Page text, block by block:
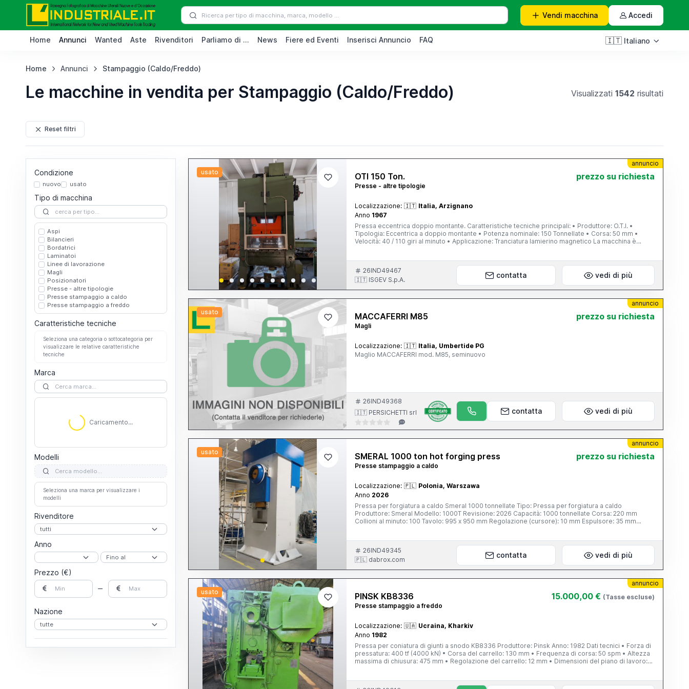
Vendi macchina Accedi
Home Annunci Wanted Aste Rivenditori Parliamo di ... News Fiere ed Eventi Inserisci Annuncio FAQ 🇮🇹 Italiano
Home Annunci Stampaggio (Caldo/Freddo)
Le macchine in vendita per Stampaggio (Caldo/Freddo) Visualizzati1542 risultati
Reset filtri
Condizione
nuovo usato
Tipo di macchina
Aspi
Bilancieri
Bordatrici
Laminatoi
Linee di lavorazione
Magli
Posizionatori
Presse - altre tipologie
Presse stampaggio a caldo
Presse stampaggio a freddo
Caratteristiche tecniche
Seleziona una categoria o sottocategoria per
visualizzare le relative caratteristiche
tecniche
Marca
Caricamento...Caricamento...
Modelli
Seleziona una marca per visualizzare i
modelli
Rivenditore
Anno
Prezzo (€)
Nazione
usato
annuncio
OTI 150 Ton.
Presse - altre tipologie
prezzo su richiesta
Localizzazione: 🇮🇹 Italia, Arzignano
Anno 1967
Pressa eccentrica doppio montante. Caratteristiche tecniche principali: • Produttore: O.T.I. •
Tipologia: Eccentrica a doppio montante • Potenza nominale: 150 Tonnellate • Corsa: 50 mm •
Velocità: 40 / 110 giri al minuto • Applicazione: Tranciatura lamierino magnetico La macchina è
Disponibile per il ritiro. Prezzo e dettagli logistici su richiesta
26IND49467
🇮🇹 ISGEV S.p.A.
contatta vedi di più
usato
annuncio
MACCAFERRI M85
Magli
prezzo su richiesta
Localizzazione: 🇮🇹 Italia, Umbertide PG
Maglio MACCAFERRI mod. M85, seminuovo
26IND49368
🇮🇹 PERSICHETTI srl
contatta vedi di più
usato
annuncio
SMERAL 1000 ton hot forging press
Presse stampaggio a caldo
prezzo su richiesta
Localizzazione: 🇵🇱 Polonia, Warszawa
Anno 2026
Pressa per forgiatura a caldo Smeral 1000 tonnellate Tipo: Pressa per forgiatura a caldo
Produttore: Smeral Modello: 1000T Revisione: 2026 Capacità: 1000 tonnellate Corsa: 220 mm
Collioni al minuto: 100 Tavolo: 995 x 950 mm Regolazione (cursore): 10 mm Espulsore: 35 mm
26IND49345
🇵🇱 dabrox.com
contatta vedi di più
usato
annuncio
PINSK KB8336
Presse stampaggio a freddo
15.000,00 € (Tasse escluse)
Localizzazione: 🇺🇦 Ucraina, Kharkiv
Anno 1982
Pressa per coniatura di giunti a snodo KB8336 Produttore: Pinsk Anno: 1982 Dati tecnici • Forza di
pressatura: 400 tf (4000 kN) • Corsa del carrello: 130 mm • Frequenza di corsa: 50 spm • Altezza
massima di chiusura: 475 mm • Regolazione del carrello: 12 mm • Dimensioni del piano di lavoro:
Velocità: 940 giri/min Dimensioni complessive: 1980 × 1240 × 2800 mm Peso: 8500 kg